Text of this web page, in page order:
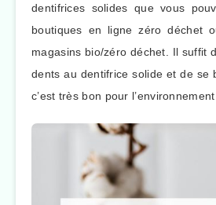
dentifrices solides que vous
boutiques en ligne zéro déchet
magasins bio/zéro déchet. Il suffit
dents au dentifrice solide et de se
c’est très bon pour l’environnement